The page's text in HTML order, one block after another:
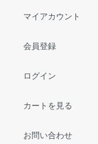
マイアカウント
会員登録
ログイン
カートを見る
お問い合わせ